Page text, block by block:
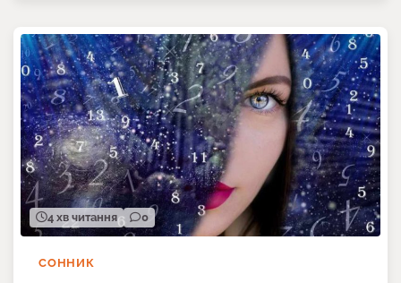
4 хв читання 0
СОННИК